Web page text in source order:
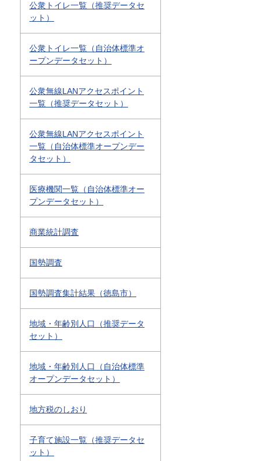
公衆トイレ一覧（推奨データセ
ット）
公衆トイレ一覧（自治体標準オ
ープンデータセット）
公衆無線LANアクセスポイント
一覧（推奨データセット）
公衆無線LANアクセスポイント
一覧（自治体標準オープンデー
タセット）
医療機関一覧（自治体標準オー
プンデータセット）
商業統計調査
国勢調査
国勢調査集計結果（徳島市）
地域・年齢別人口（推奨データ
セット）
地域・年齢別人口（自治体標準
オープンデータセット）
地方税のしおり
子育て施設一覧（推奨データセ
ット）